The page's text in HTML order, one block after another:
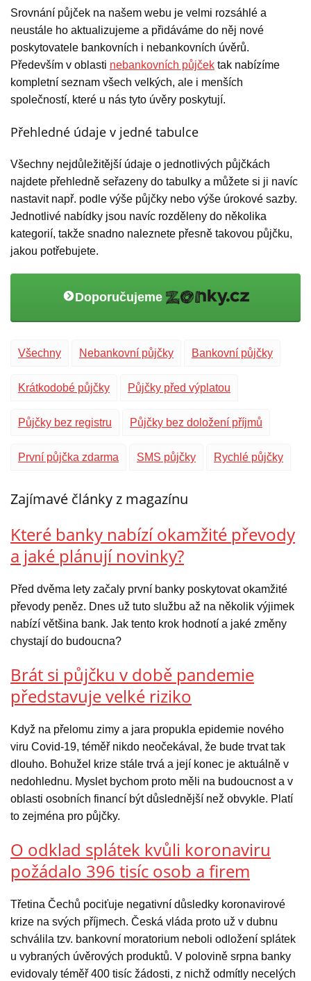
Srovnání půjček na našem webu je velmi rozsáhlé a
neustále ho aktualizujeme a přidáváme do něj nové
poskytovatele bankovních i nebankovních úvěrů.
Především v oblasti nebankovních půjček tak nabízíme
kompletní seznam všech velkých, ale i menších
společností, které u nás tyto úvěry poskytují.
Přehledné údaje v jedné tabulce
Všechny nejdůležitější údaje o jednotlivých půjčkách
najdete přehledně seřazeny do tabulky a můžete si ji navíc
nastavit např. podle výše půjčky nebo výše úrokové sazby.
Jednotlivé nabídky jsou navíc rozděleny do několika
kategorií, takže snadno naleznete přesně takovou půjčku,
jakou potřebujete.
Doporučujeme
Všechny Nebankovní půjčky Bankovní půjčky
Krátkodobé půjčky Půjčky před výplatou
Půjčky bez registru Půjčky bez doložení příjmů
První půjčka zdarma SMS půjčky Rychlé půjčky
Zajímavé články z magazínu
Které banky nabízí okamžité převody
a jaké plánují novinky?
Před dvěma lety začaly první banky poskytovat okamžité
převody peněz. Dnes už tuto službu až na několik výjimek
nabízí většina bank. Jak tento krok hodnotí a jaké změny
chystají do budoucna?
Brát si půjčku v době pandemie
představuje velké riziko
Když na přelomu zimy a jara propukla epidemie nového
viru Covid-19, téměř nikdo neočekával, že bude trvat tak
dlouho. Bohužel krize stále trvá a její konec je aktuálně v
nedohlednu. Myslet bychom proto měli na budoucnost a v
oblasti osobních financí být důslednější než obvykle. Platí
to zejména pro půjčky.
O odklad splátek kvůli koronaviru
požádalo 396 tisíc osob a firem
Třetina Čechů pociťuje negativní důsledky koronavirové
krize na svých příjmech. Česká vláda proto už v dubnu
schválila tzv. bankovní moratorium neboli odložení splátek
u vybraných úvěrových produktů. V polovině srpna banky
evidovaly téměř 400 tisíc žádosti, z nichž odmítly necelých